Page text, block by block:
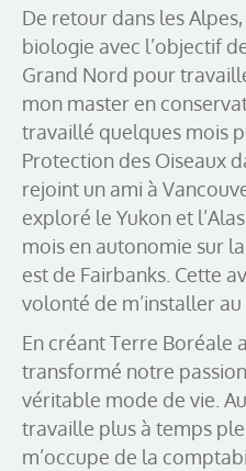
De retour dans les Alpes,
biologie avec l’objectif
Grand Nord pour
mon master en
travaillé quelques mois
Protection des Oiseaux
rejoint un ami à
exploré le Yukon et
mois en autonomie sur
est de Fairbanks. Cette
volonté de m’installer au
En créant Terre Boréale
transformé notre
véritable mode de vie.
travaille plus à temps
m’occupe de la